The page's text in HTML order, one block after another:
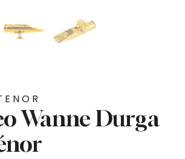
Wanne Durga